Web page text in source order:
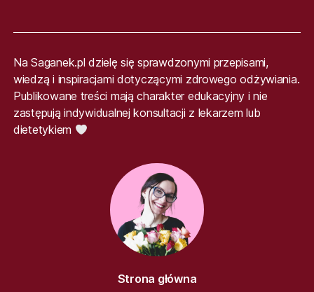
Na Saganek.pl dzielę się sprawdzonymi przepisami,
wiedzą i inspiracjami dotyczącymi zdrowego odżywiania.
Publikowane treści mają charakter edukacyjny i nie
zastępują indywidualnej konsultacji z lekarzem lub
dietetykiem
Strona główna